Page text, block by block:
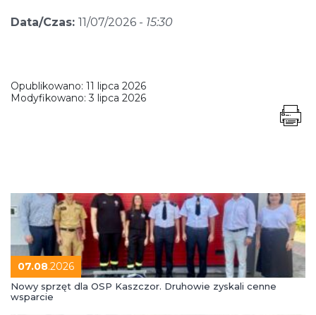
Data/Czas: 11/07/2026 - 15:30
Opublikowano: 11 lipca 2026
Modyfikowano:3 lipca 2026
07.08.2026
Nowy sprzęt dla OSP Kaszczor. Druhowie zyskali cenne
wsparcie